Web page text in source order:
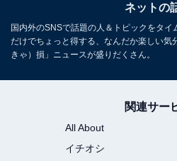
ネットの
国内外のSNSで話題の人＆トピックをタ
だけでちょっと得する、なんだか楽しい気
きゃ）損」ニュースが盛りだくさん。
関連サー
All About
イチオシ